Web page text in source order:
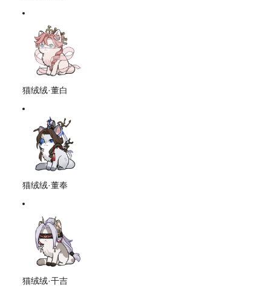
猫绒绒·董白
猫绒绒·董奉
猫绒绒·干吉